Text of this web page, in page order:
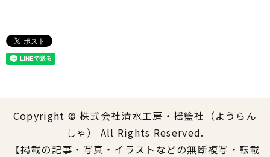
Copyright © 株式会社清水工房・揺籃社（ようらん
しゃ） All Rights Reserved.
【掲載の記事・写真・イラストなどの無断複写・転載